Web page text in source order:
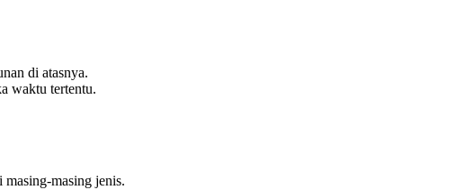
di atasnya.
waktu tertentu.
masing jenis.